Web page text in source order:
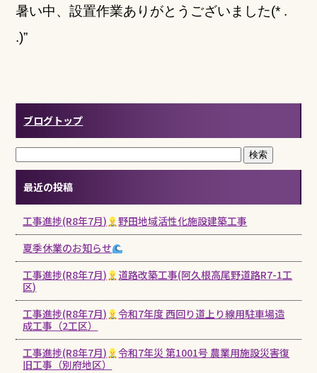
暑い中、設置作業ありがとうございました(* .
.)”
ブログトップ
最近の投稿
工事進捗(R8年7月)
野田地域活性化施設建築工事
夏季休業のお知らせ
工事進捗(R8年7月)
道路改築工事(阿久根高尾野道路R7-1工
区)
工事進捗(R8年7月)
令和7年度 西回り道上り線用駐車場造
成工事（2工区）
工事進捗(R8年7月)
令和7年災 第1001号 農業用施設災害復
旧工事（別府地区）